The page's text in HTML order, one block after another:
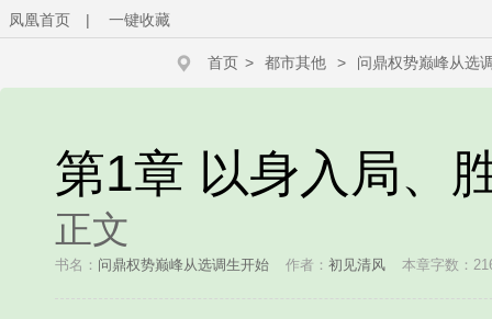
凤凰首页 | 一键收藏
首页 > 都市其他 > 问鼎权势巅峰从选
第1章 以身入局、
正文
书名： 问鼎权势巅峰从选调生开始 作者： 初见清风 本章字数：